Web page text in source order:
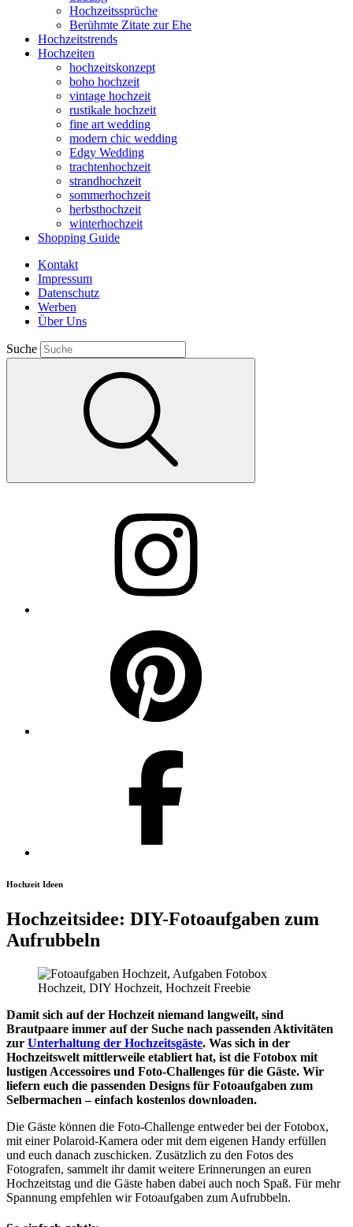
Hochzeitssprüche
Berühmte Zitate zur Ehe
Hochzeitstrends
Hochzeiten
hochzeitskonzept
boho hochzeit
vintage hochzeit
rustikale hochzeit
fine art wedding
modern chic wedding
Edgy Wedding
trachtenhochzeit
strandhochzeit
sommerhochzeit
herbsthochzeit
winterhochzeit
Shopping Guide
Kontakt
Impressum
Datenschutz
Werben
Über Uns
Suche
Hochzeit Ideen
Hochzeitsidee: DIY-Fotoaufgaben zum
Aufrubbeln
Damit sich auf der Hochzeit niemand langweilt, sind
Brautpaare immer auf der Suche nach passenden Aktivitäten
zur Unterhaltung der Hochzeitsgäste. Was sich in der
Hochzeitswelt mittlerweile etabliert hat, ist die Fotobox mit
lustigen Accessoires und Foto-Challenges für die Gäste. Wir
liefern euch die passenden Designs für Fotoaufgaben zum
Selbermachen – einfach kostenlos downloaden.
Die Gäste können die Foto-Challenge entweder bei der Fotobox,
mit einer Polaroid-Kamera oder mit dem eigenen Handy erfüllen
und euch danach zuschicken. Zusätzlich zu den Fotos des
Fotografen, sammelt ihr damit weitere Erinnerungen an euren
Hochzeitstag und die Gäste haben dabei auch noch Spaß. Für mehr
Spannung empfehlen wir Fotoaufgaben zum Aufrubbeln.